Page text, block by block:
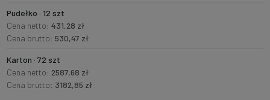
Pudełko · 12 szt
Cena netto: 431,28 zł
Cena brutto: 530,47 zł
Karton · 72 szt
Cena netto: 2587,68 zł
Cena brutto: 3182,85 zł